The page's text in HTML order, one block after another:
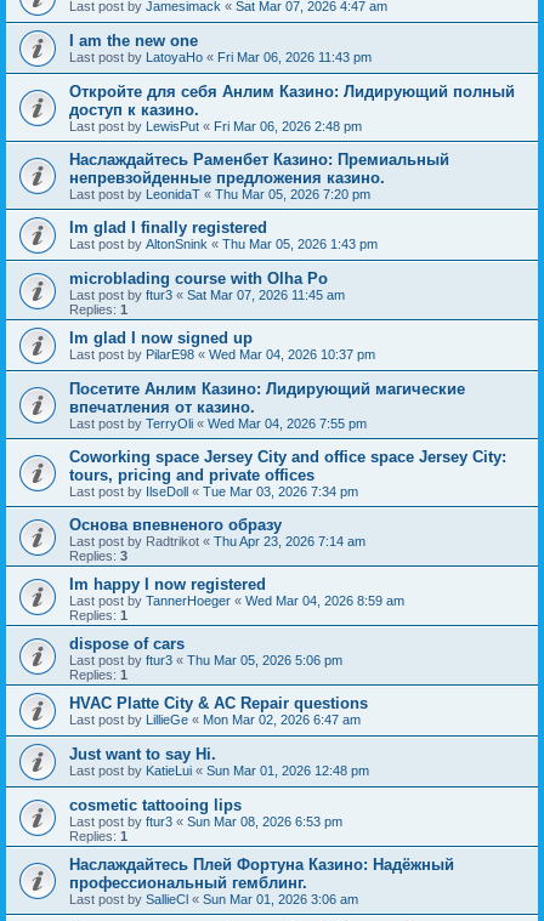
Last post by Jamesimack « Sat Mar 07, 2026 4:47 am
I am the new one
Last post by LatoyaHo « Fri Mar 06, 2026 11:43 pm
Откройте для себя Анлим Казино: Лидирующий полный
доступ к казино.
Last post by LewisPut « Fri Mar 06, 2026 2:48 pm
Наслаждайтесь Раменбет Казино: Премиальный
непревзойденные предложения казино.
Last post by LeonidaT « Thu Mar 05, 2026 7:20 pm
Im glad I finally registered
Last post by AltonSnink « Thu Mar 05, 2026 1:43 pm
microblading course with Olha Po
Last post by ftur3 « Sat Mar 07, 2026 11:45 am
Replies: 1
Im glad I now signed up
Last post by PilarE98 « Wed Mar 04, 2026 10:37 pm
Посетите Анлим Казино: Лидирующий магические
впечатления от казино.
Last post by TerryOli « Wed Mar 04, 2026 7:55 pm
Coworking space Jersey City and office space Jersey City:
tours, pricing and private offices
Last post by IlseDoll « Tue Mar 03, 2026 7:34 pm
Основа впевненого образу
Last post by Radtrikot « Thu Apr 23, 2026 7:14 am
Replies: 3
Im happy I now registered
Last post by TannerHoeger « Wed Mar 04, 2026 8:59 am
Replies: 1
dispose of cars
Last post by ftur3 « Thu Mar 05, 2026 5:06 pm
Replies: 1
HVAC Platte City & AC Repair questions
Last post by LillieGe « Mon Mar 02, 2026 6:47 am
Just want to say Hi.
Last post by KatieLui « Sun Mar 01, 2026 12:48 pm
cosmetic tattooing lips
Last post by ftur3 « Sun Mar 08, 2026 6:53 pm
Replies: 1
Наслаждайтесь Плей Фортуна Казино: Надёжный
профессиональный гемблинг.
Last post by SallieCl « Sun Mar 01, 2026 3:06 am